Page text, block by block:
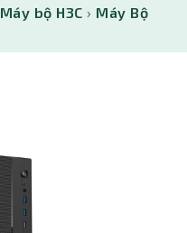
Máy bộ H3C › Máy Bộ